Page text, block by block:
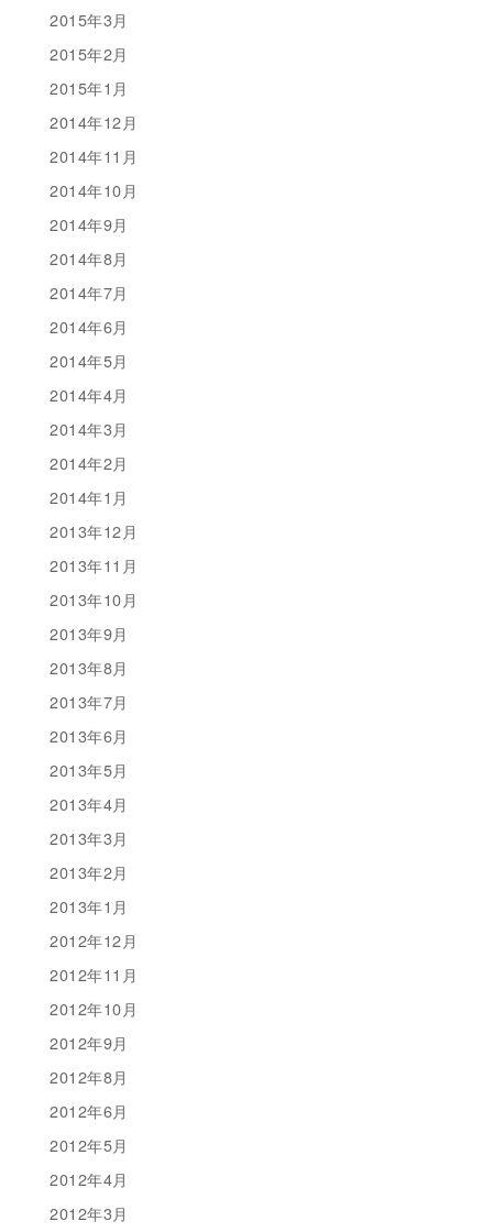
2015年3月
2015年2月
2015年1月
2014年12月
2014年11月
2014年10月
2014年9月
2014年8月
2014年7月
2014年6月
2014年5月
2014年4月
2014年3月
2014年2月
2014年1月
2013年12月
2013年11月
2013年10月
2013年9月
2013年8月
2013年7月
2013年6月
2013年5月
2013年4月
2013年3月
2013年2月
2013年1月
2012年12月
2012年11月
2012年10月
2012年9月
2012年8月
2012年6月
2012年5月
2012年4月
2012年3月